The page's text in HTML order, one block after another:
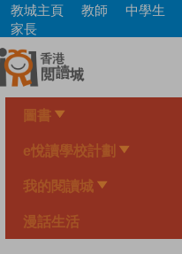
Skip
main
content
教城主頁 教師 中學生
家長
圖書
e悅讀學校計劃
我的閱讀城
漫話生活